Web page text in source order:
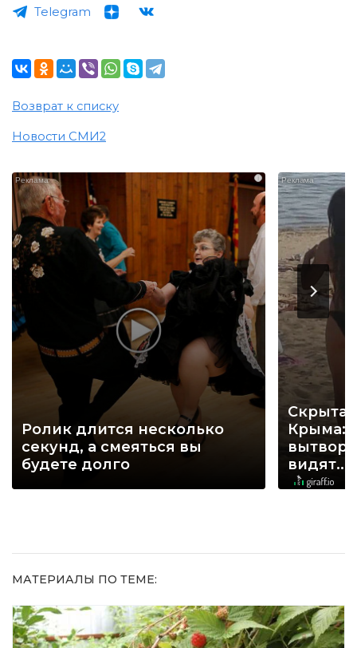
Telegram
Возврат к списку
Новости СМИ2
i
Ролик длится несколько
секунд, а смеяться вы
будете долго
Крыма:
видят...
МАТЕРИАЛЫ ПО ТЕМЕ: